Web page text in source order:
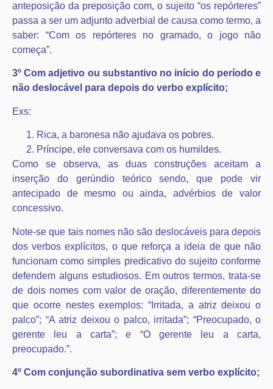
anteposição da preposição com, o sujeito “os repórteres”
passa a ser um adjunto adverbial de causa como termo, a
saber: “Com os repórteres no gramado, o jogo não
começa”.
3º Com adjetivo ou substantivo no início do período e
não deslocável para depois do verbo explícito;
Exs:
Rica, a baronesa não ajudava os pobres.
Príncipe, ele conversava com os humildes.
Como se observa, as duas construções aceitam a
inserção do gerúndio teórico sendo, que pode vir
antecipado de mesmo ou ainda, advérbios de valor
concessivo.
Note-se que tais nomes não são deslocáveis para depois
dos verbos explícitos, o que reforça a ideia de que não
funcionam como simples predicativo do sujeito conforme
defendem alguns estudiosos. Em outros termos, trata-se
de dois nomes com valor de oração, diferentemente do
que ocorre nestes exemplos: “Irritada, a atriz deixou o
palco”; “A atriz deixou o palco, irritada”; “Preocupado, o
gerente leu a carta”; e “O gerente leu a carta,
preocupado.”.
4º Com conjunção subordinativa sem verbo explícito;